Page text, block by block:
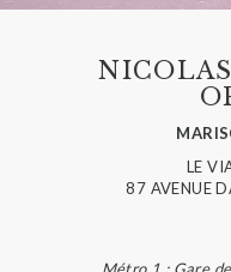
LE
87 AVENUE